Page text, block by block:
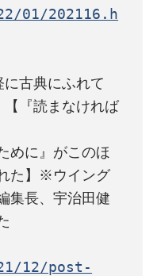
01/202116.h
古典にふれて
【『読まなければ
めに』がこのほ
た】※ウイング
集長、宇治田健
12/post-